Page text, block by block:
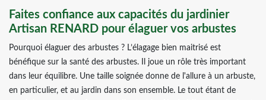
Faites confiance aux capacités du jardinier
Artisan RENARD pour élaguer vos arbustes
Pourquoi élaguer des arbustes ? L’élagage bien maitrisé est
bénéfique sur la santé des arbustes. Il joue un rôle très important
dans leur équilibre. Une taille soignée donne de l'allure à un arbuste,
en particulier, et au jardin dans son ensemble. Le tout étant de